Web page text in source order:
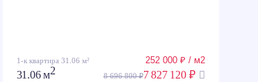
1-к квартира 31.06 м²
31.06 м2
252 000 ₽ / м2
8 696 800 ₽7 827 120 ₽